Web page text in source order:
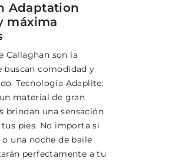
Adaptation
máxima
Callaghan son la
buscan comodidad y
Tecnología Adaplite:
material de gran
brindan una sensación
pies. No importa si
una noche de baile
perfectamente a tu